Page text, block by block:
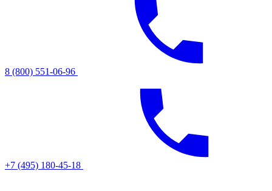
8 (800) 551-06-96
+7 (495) 180-45-18